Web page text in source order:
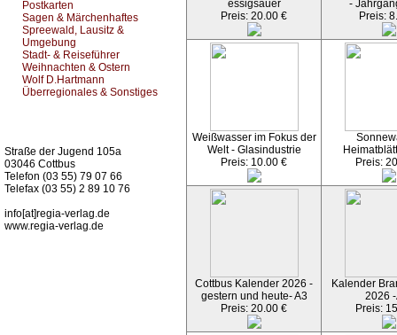
Postkarten
Sagen & Märchenhaftes
Spreewald, Lausitz &
Umgebung
Stadt- & Reiseführer
Weihnachten & Ostern
Wolf D.Hartmann
Überregionales & Sonstiges
Straße der Jugend 105a
03046 Cottbus
Telefon (03 55) 79 07 66
Telefax (03 55) 2 89 10 76
info[at]regia-verlag.de
www.regia-verlag.de
essigsauer
Preis: 20.00 €
-
Preis:
Weißwasser im Fokus der
Welt - Glasindustrie
Preis: 10.00 €
Preis:
Cottbus Kalender 2026 -
gestern und heute- A3
Preis: 20.00 €
Kalender
2026
Preis: